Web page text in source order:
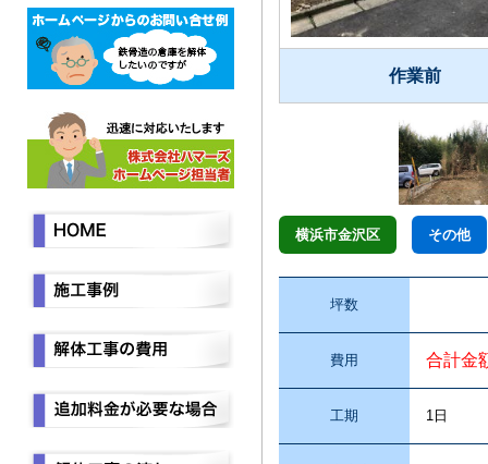
作業前
横浜市金沢区 その他
坪数
費用 合計金
工期 1日